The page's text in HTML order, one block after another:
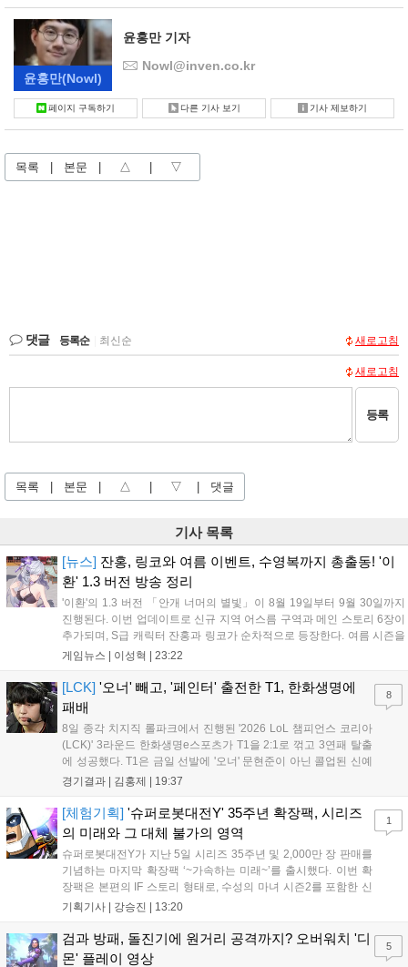
윤홍만(Nowl)
윤홍만 기자
Nowl@inven.co.kr
페이지 구독하기 다른 기사 보기 기사 제보하기
목록 본문 △ ▽
댓글 등록순 최신순 새로고침
새로고침
등록
목록 본문 △ ▽ 댓글
기사 목록
[뉴스] 잔홍, 링코와 여름 이벤트, 수영복까지 총출동! '이
환' 1.3 버전 방송 정리
'이환'의 1.3 버전 「안개 너머의 별빛」이 8월 19일부터 9월 30일까지
진행된다. 이번 업데이트로 신규 지역 어스름 구역과 메인 스토리 6장이
추가되며, S급 캐릭터 잔홍과 링코가 순차적으로 등장한다. 여름 시즌을
맞아 비치발리볼, 수상 오토바이 등 다채로운 이벤트가 열리고, 캐릭터
가능한 교환 코드 3종이 제공되며, 상세 일정은 공식 채널을 통해 확인할
수 있다....
게임뉴스 | 이성혁 | 23:22
[LCK] '오너' 빼고, '페인터' 출전한 T1, 한화생명에
패배
8일 종각 치지직 롤파크에서 진행된 '2026 LoL 챔피언스 코리아
(LCK)' 3라운드 한화생명e스포츠가 T1을 2:1로 꺾고 3연패 탈출
에 성공했다. T1은 금일 선발에 '오너' 문현준이 아닌 콜업된 신예
'페인터' 김은후를 투입했지만, 결국 1:2로 패배하고 말았다. T1은
을 빼냈다....
경기결과 | 김홍제 | 19:37
8
[체험기획] '슈퍼로봇대전Y' 35주년 확장팩, 시리즈
의 미래와 그 대체 불가의 영역
슈퍼로봇대전Y가 지난 5일 시리즈 35주년 및 2,000만 장 판매를
기념하는 마지막 확장팩 ‘~가속하는 미래~’를 출시했다. 이번 확
장팩은 본편의 IF 스토리 형태로, 수성의 마녀 시즌2를 포함한 신
규 참전작과 크로스오버 합체기를 선보이며 작품을 완결 짓는다.
하는 몰입감 있는 서사와 조합을 구현하며 시리즈의 미래를 향한
새로운 가능성을 제시했다....
기획기사 | 강승진 | 13:20
1
검과 방패, 돌진기에 원거리 공격까지? 오버워치 '디
몬' 플레이 영상
5